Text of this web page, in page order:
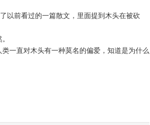
以前看过的一篇散文，里面提到木头在被砍
一直对木头有一种莫名的偏爱，知道是为什么